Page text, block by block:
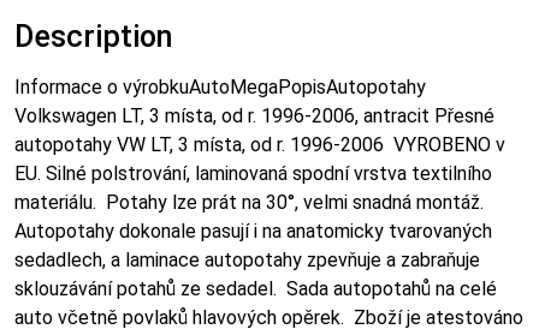
Description
Informace o výrobkuAutoMegaPopisAutopotahy
Volkswagen LT, 3 místa, od r. 1996-2006, antracit Přesné
autopotahy VW LT, 3 místa, od r. 1996-2006 VYROBENO v
EU. Silné polstrování, laminovaná spodní vrstva textilního
materiálu. Potahy lze prát na 30°, velmi snadná montáž.
Autopotahy dokonale pasují i na anatomicky tvarovaných
sedadlech, a laminace autopotahy zpevňuje a zabraňuje
sklouzávání potahů ze sedadel. Sada autopotahů na celé
auto včetně povlaků hlavových opěrek. Zboží je atestováno